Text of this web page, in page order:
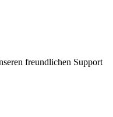
freundlichen Support